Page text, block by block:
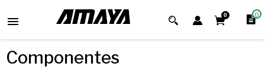
0
 0
Componentes